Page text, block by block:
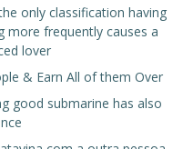
only classification having
more frequently causes a
lover
& Earn All of them Over
good submarine has also